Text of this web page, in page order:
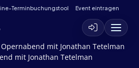
Terminbuchungstool Event eintragen
mit Jonathan Tetelman
mit Jonathan Tetelman